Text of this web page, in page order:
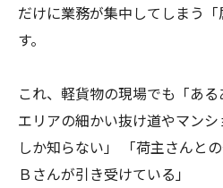
だけに業務が集中してしまう
す。
これ、軽貨物の現場でも「あ
エリアの細かい抜け道やマン
しか知らない」 「荷主さんと
Ｂさんが引き受けている」